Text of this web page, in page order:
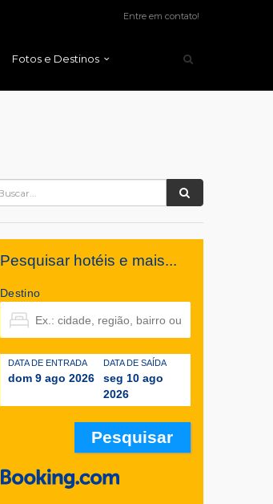
Entre em contato!
Fotos e Destinos
Pesquisar hotéis e mais...
Destino
DATA DE ENTRADA
dom 9 ago 2026
DATA DE SAÍDA
seg 10 ago
2026